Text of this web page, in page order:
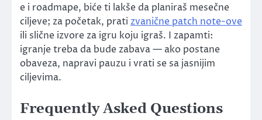
e i roadmape, biće ti lakše da planiraš mesečne
ciljeve; za početak, prati zvanične patch note-ove
ili slične izvore za igru koju igraš. I zapamti:
igranje treba da bude zabava — ako postane
obaveza, napravi pauzu i vrati se sa jasnijim
ciljevima.
Frequently Asked Questions